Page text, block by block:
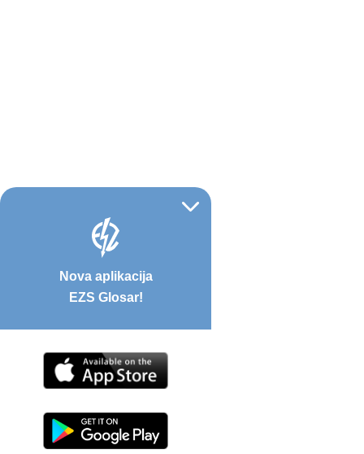
Nova aplikacija
EZS Glosar!